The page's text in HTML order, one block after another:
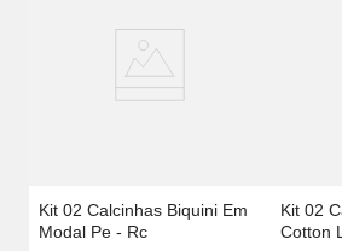
Kit 02 Calcinhas Biquini Em
Modal Pe - Rc
Kit 02
Cotton